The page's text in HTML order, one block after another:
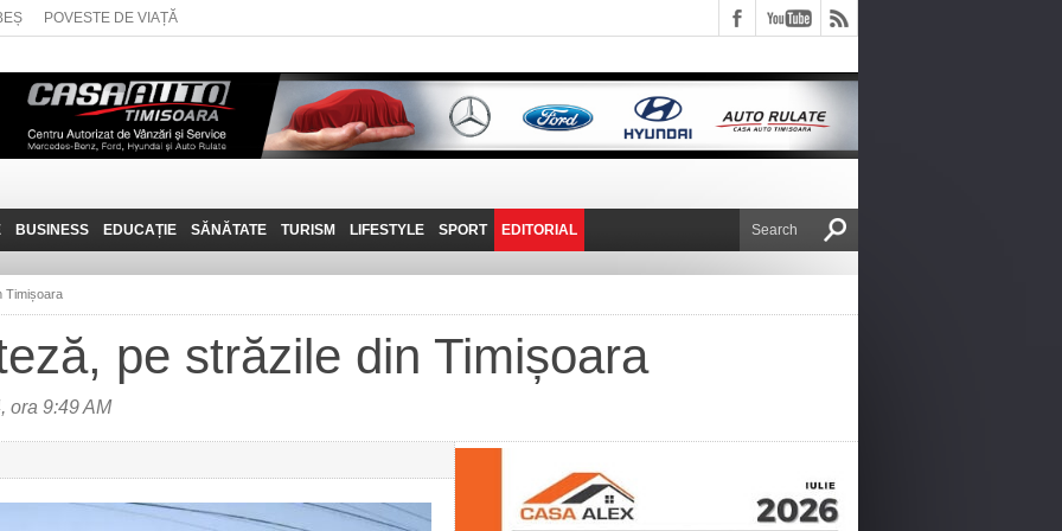
POVESTE DE VIAȚĂ
BUSINESS
JOB-URI
TEHNIT
EDUCAȚIE SĂNĂTATE TURISM
PRIN MUNȚII
FANTASTICUL BANAT
LIFESTYLE
POVESTE DE VIAȚĂ
SPORT EDITORIAL
DE VICTOR NAFIRU
Timișoara
pe străzile din Timișoara
ora 9:49 AM